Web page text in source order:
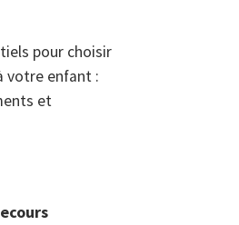
pour choisir
votre enfant :
et